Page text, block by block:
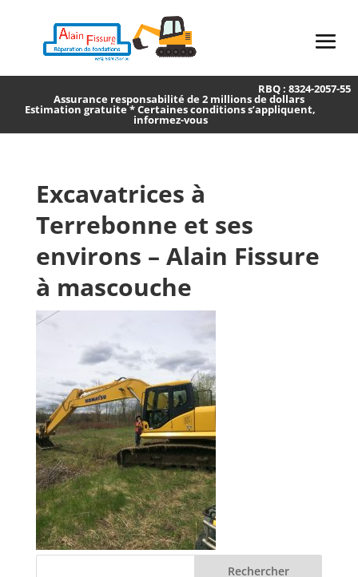
RBQ : 8324-2057-55
Assurance responsabilité de 2 millions de dollars
Estimation gratuite * Certaines conditions s’appliquent,
informez-vous
Excavatrices à
Terrebonne et ses
environs – Alain Fissure
à mascouche